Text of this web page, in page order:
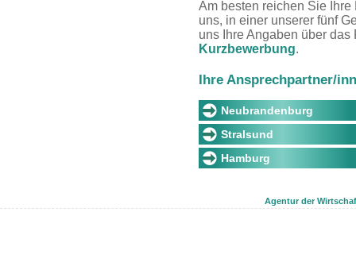
Am besten reichen Sie
uns, in einer unserer fünf
uns Ihre Angaben über
Kurzbewerbung.
Ihre Ansprechpartner/
Neubrandenburg
Stralsund
Hamburg
Agentur der